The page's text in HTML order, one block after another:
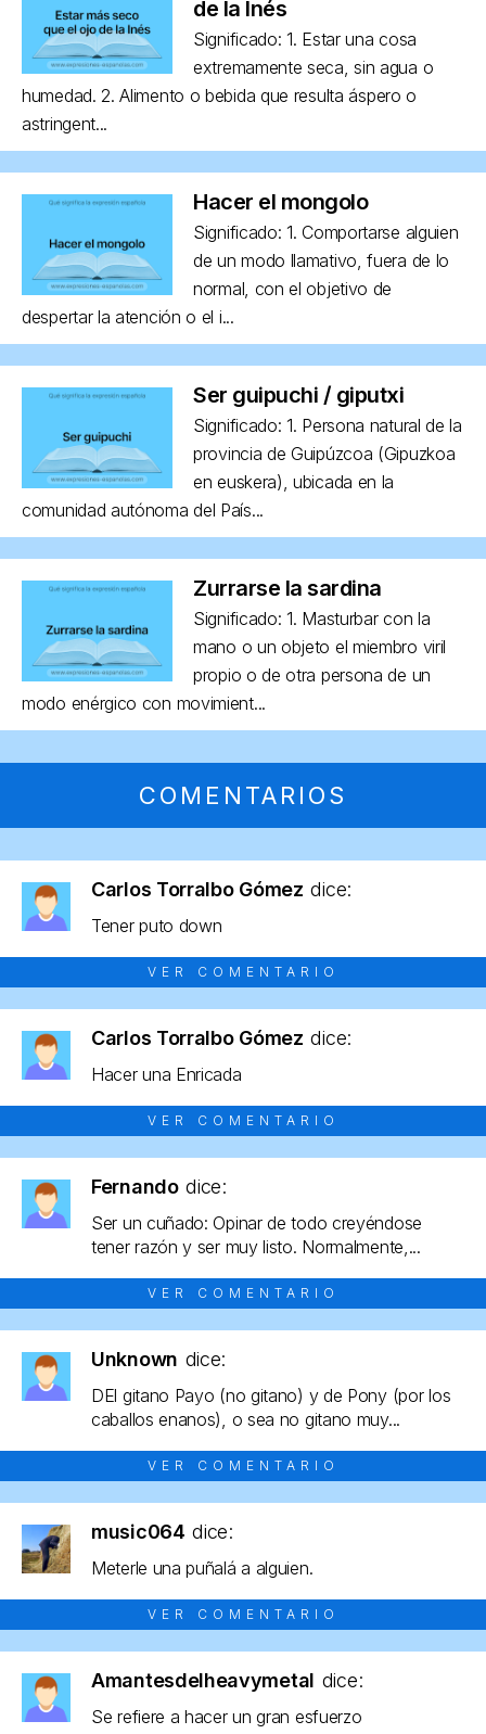
de la Inés
Significado: 1. Estar una cosa
extremamente seca, sin agua o
humedad. 2. Alimento o bebida que resulta áspero o
astringent...
Hacer el mongolo
Significado: 1. Comportarse alguien
de un modo llamativo, fuera de lo
normal, con el objetivo de
despertar la atención o el i...
Ser guipuchi / giputxi
Significado: 1. Persona natural de la
provincia de Guipúzcoa (Gipuzkoa
en euskera), ubicada en la
comunidad autónoma del País...
Zurrarse la sardina
Significado: 1. Masturbar con la
mano o un objeto el miembro viril
propio o de otra persona de un
modo enérgico con movimient...
COMENTARIOS
Carlos Torralbo Gómez dice:
Tener puto down
VER COMENTARIO
Carlos Torralbo Gómez dice:
Hacer una Enricada
VER COMENTARIO
Fernando dice:
Ser un cuñado: Opinar de todo creyéndose
tener razón y ser muy listo. Normalmente,...
VER COMENTARIO
Unknown dice:
DEl gitano Payo (no gitano) y de Pony (por los
caballos enanos), o sea no gitano muy...
VER COMENTARIO
music064 dice:
Meterle una puñalá a alguien.
VER COMENTARIO
Amantesdelheavymetal dice:
Se refiere a hacer un gran esfuerzo